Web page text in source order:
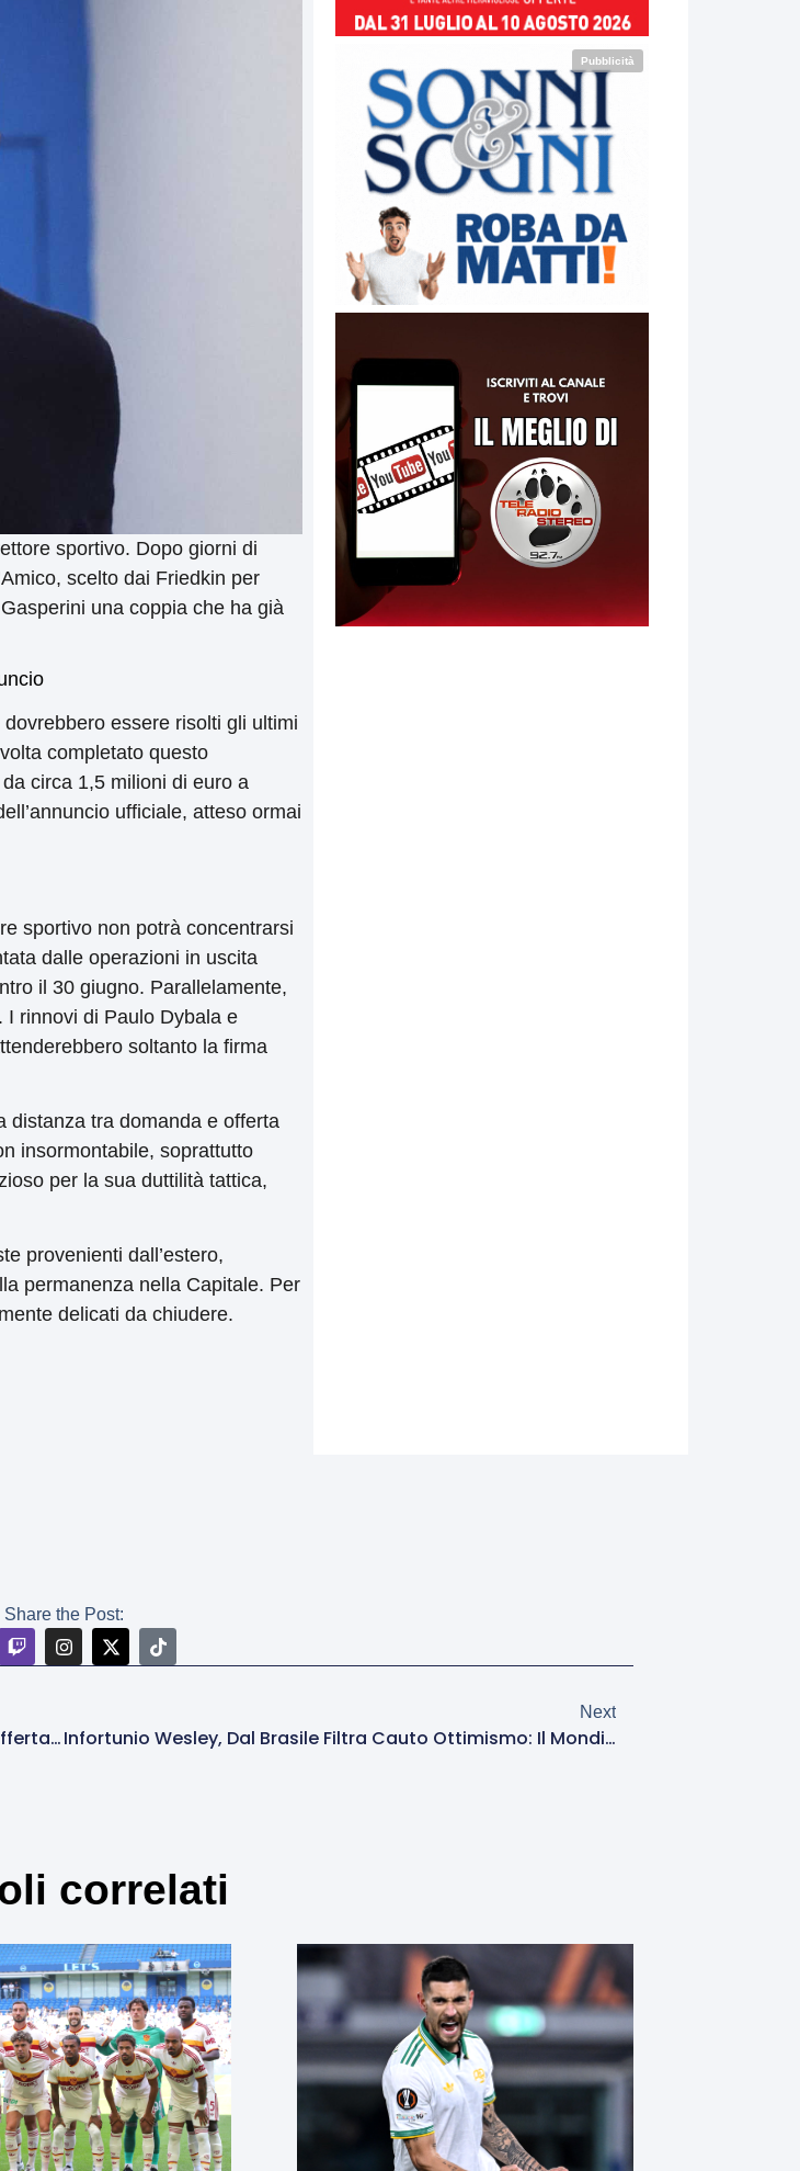
sportivo. Dopo giorni di
scelto dai Friedkin per
una coppia che ha già
essere risolti gli ultimi
completato questo
circa 1,5 milioni di euro a
ufficiale, atteso ormai
sportivo non potrà concentrarsi
dalle operazioni in uscita
il 30 giugno. Parallelamente,
I rinnovi di Paulo Dybala e
soltanto la firma
distanza tra domanda e offerta
insormontabile, soprattutto
per la sua duttilità tattica,
provenienti dall’estero,
permanenza nella Capitale. Per
delicati da chiudere.
Pubblicità
Share the Post:
Dovbyk, Dalla Turchia Arriva Il Trabzonspor: Pronta Un’offerta Alla Roma Ma Non È Soddisfacente
Next
Infortunio Wesley, Dal Brasile Filtra Cauto Ottimismo: Il Mondiale Non Dovrebbe Essere A Rischio
correlati